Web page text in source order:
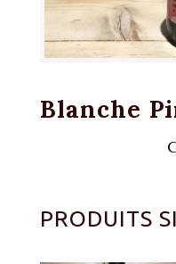
Blanche
PRODUITS